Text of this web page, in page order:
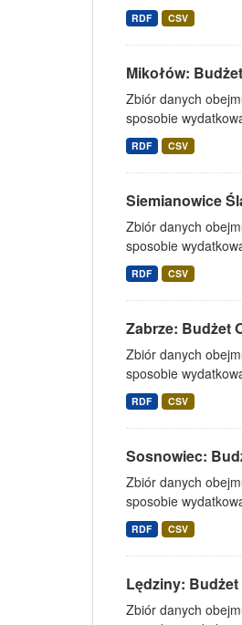
RDF CSV
Mikołów:
Zbiór danych
sposobie
RDF CSV
Siemianowice
Zbiór danych
sposobie
RDF CSV
Zabrze: Budżet
Zbiór danych
sposobie
RDF CSV
Sosnowiec:
Zbiór danych
sposobie
RDF CSV
Lędziny:
Zbiór danych